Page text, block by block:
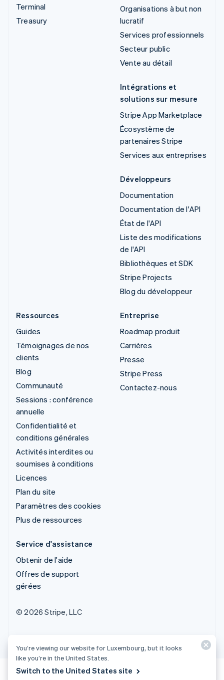
Terminal
Treasury
Organisations à but non
lucratif
Services professionnels
Secteur public
Vente au détail
Intégrations et
solutions sur mesure
Stripe App Marketplace
Écosystème de
partenaires Stripe
Services aux entreprises
Développeurs
Documentation
Documentation de l'API
État de l'API
Liste des modifications
de l'API
Bibliothèques et SDK
Stripe Projects
Blog du développeur
Ressources
Guides
Témoignages de nos
clients
Blog
Communauté
Sessions : conférence
annuelle
Confidentialité et
conditions générales
Activités interdites ou
soumises à conditions
Licences
Plan du site
Paramètres des cookies
Plus de ressources
Entreprise
Roadmap produit
Carrières
Presse
Stripe Press
Contactez-nous
Service d'assistance
Obtenir de l'aide
Offres de support
gérées
© 2026 Stripe, LLC
You’re viewing our website for Luxembourg, but it looks
like you’re in the United States.
Switch to the United States site